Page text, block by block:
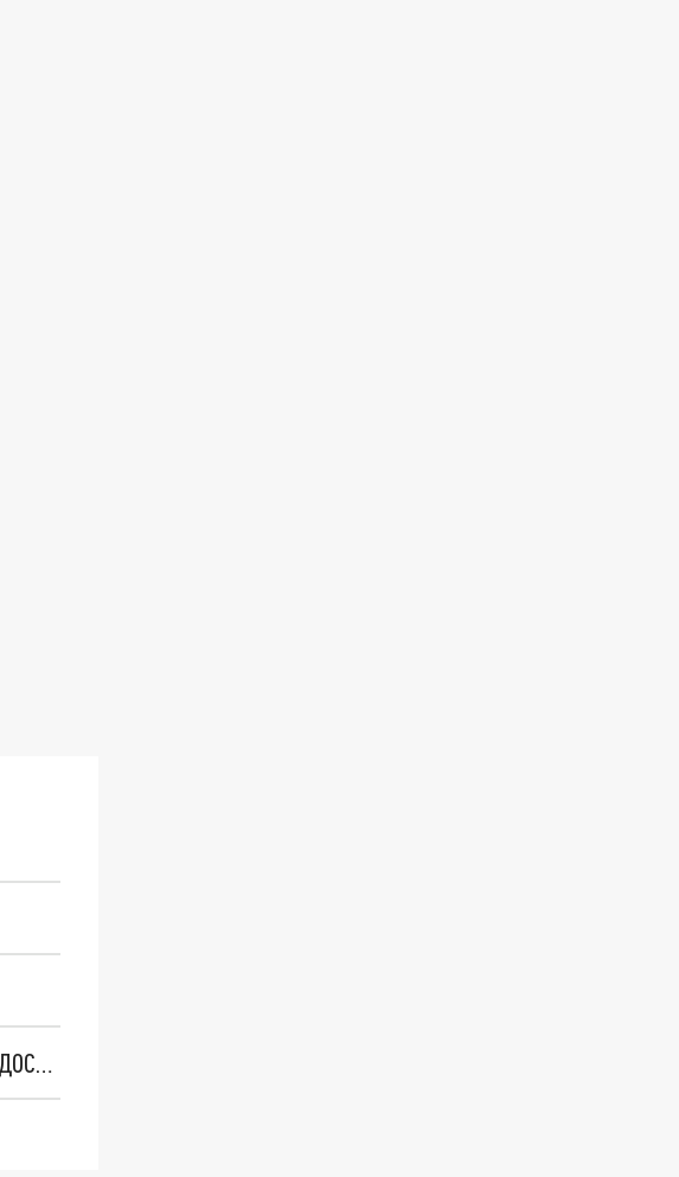
ЖИТЕЛЕЙ КУЗБАССА ВОЗМУТИЛА ФОТОГРАФИЯ ДИРЕКТОРА ШАХТЫ «ЛИСТВЯЖНАЯ» НА ДОСКЕ ПОЧЕТА